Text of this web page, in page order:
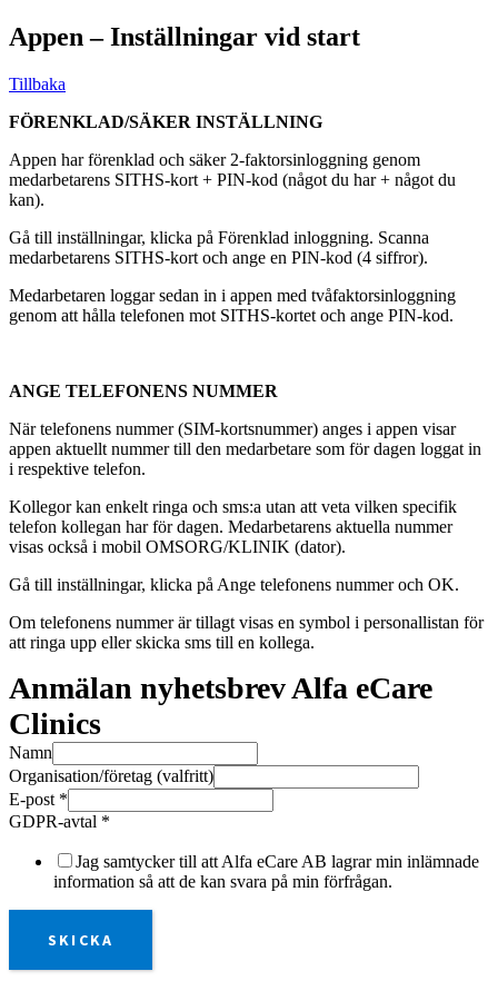
Appen – Inställningar vid start
Tillbaka
FÖRENKLAD/SÄKER INSTÄLLNING
Appen har förenklad och säker 2-faktorsinloggning genom
medarbetarens SITHS-kort + PIN-kod (något du har + något du
kan).
Gå till inställningar, klicka på Förenklad inloggning. Scanna
medarbetarens SITHS-kort och ange en PIN-kod (4 siffror).
Medarbetaren loggar sedan in i appen med tvåfaktorsinloggning
genom att hålla telefonen mot SITHS-kortet och ange PIN-kod.
ANGE TELEFONENS NUMMER
När telefonens nummer (SIM-kortsnummer) anges i appen visar
appen aktuellt nummer till den medarbetare som för dagen loggat in
i respektive telefon.
Kollegor kan enkelt ringa och sms:a utan att veta vilken specifik
telefon kollegan har för dagen. Medarbetarens aktuella nummer
visas också i mobil OMSORG/KLINIK (dator).
Gå till inställningar, klicka på Ange telefonens nummer och OK.
Om telefonens nummer är tillagt visas en symbol i personallistan för
att ringa upp eller skicka sms till en kollega.
Anmälan nyhetsbrev Alfa eCare
Clinics
Namn
Organisation/företag (valfritt)
E-post *
GDPR-avtal *
Jag samtycker till att Alfa eCare AB lagrar min inlämnade
information så att de kan svara på min förfrågan.
SKICKA